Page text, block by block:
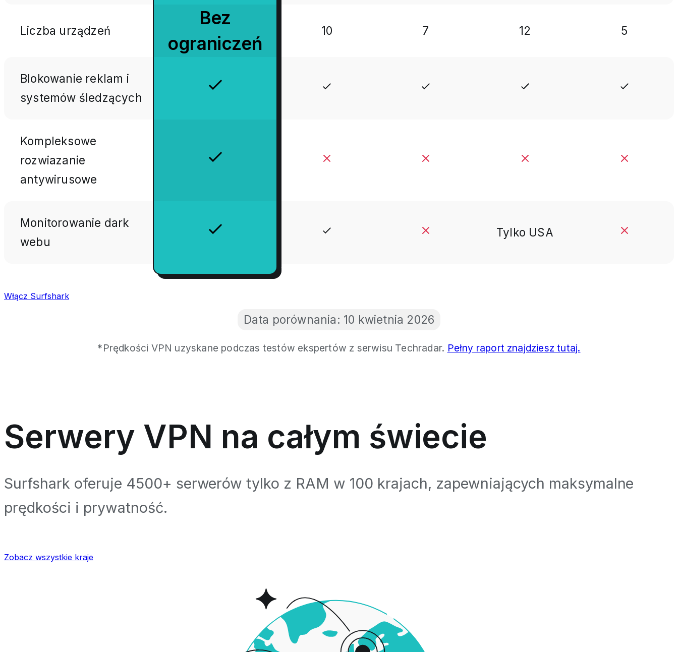
Liczba urządzeń
Bez
ograniczeń
10 7 12 5
Blokowanie reklam i
systemów śledzących
Kompleksowe
rozwiazanie
antywirusowe
Monitorowanie dark
webu
Tylko USA
Włącz Surfshark
Data porównania: 10 kwietnia 2026
*Prędkości VPN uzyskane podczas testów ekspertów z serwisu Techradar. Pełny raport znajdziesz tutaj.
Serwery VPN na całym świecie
Surfshark oferuje 4500+ serwerów tylko z RAM w 100 krajach, zapewniających maksymalne
prędkości i prywatność.
Zobacz wszystkie kraje